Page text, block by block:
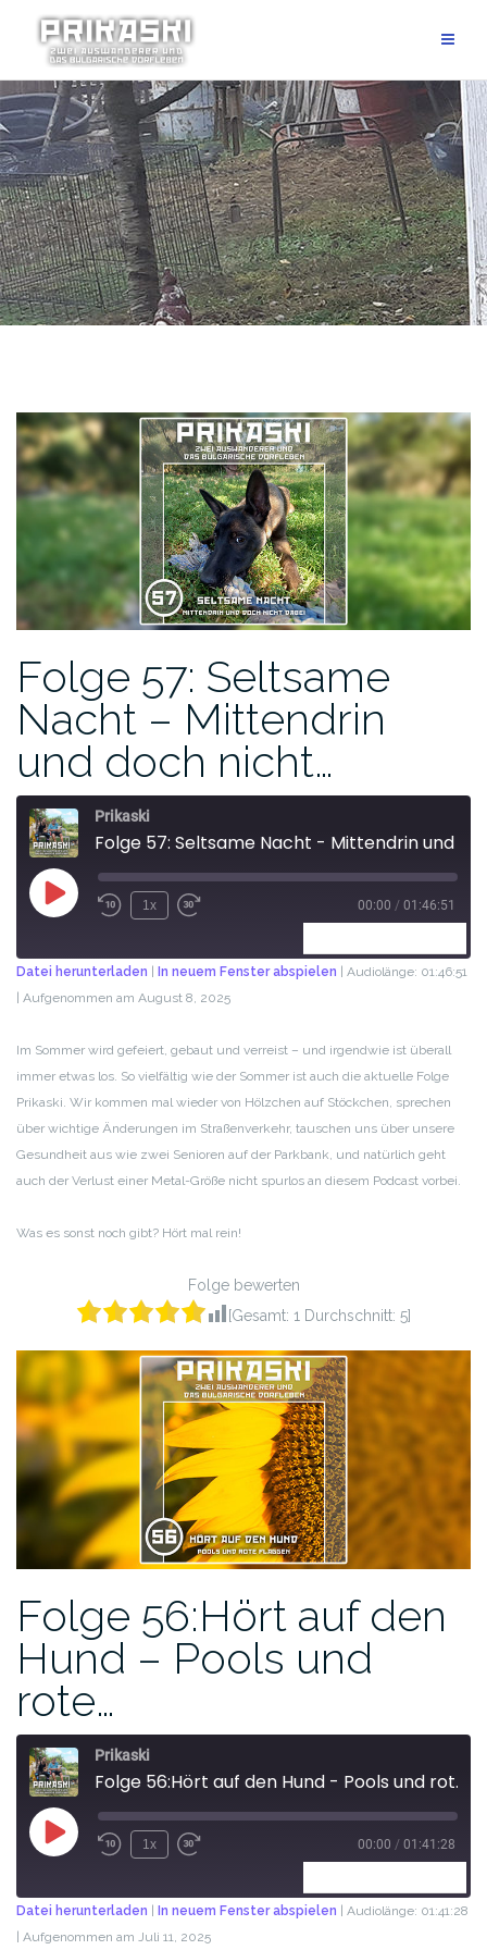
Folge 57: Seltsame
Nacht – Mittendrin
und doch nicht…
Prikaski
1x 00:00 / 01:46:51
TEILEN
LINK
EMBED
Datei herunterladen In neuem Fenster abspielen
Audiolänge: 01:46:51
Aufgenommen am August 8, 2025
Im Sommer wird gefeiert, gebaut und verreist – und irgendwie ist überall
immer etwas los. So vielfältig wie der Sommer ist auch die aktuelle Folge
Prikaski. Wir kommen mal wieder von Hölzchen auf Stöckchen, sprechen
über wichtige Änderungen im Straßenverkehr, tauschen uns über unsere
Gesundheit aus wie zwei Senioren auf der Parkbank, und natürlich geht
auch der Verlust einer Metal-Größe nicht spurlos an diesem Podcast vorbei.
Was es sonst noch gibt? Hört mal rein!
Folge bewerten
[Gesamt: 1 Durchschnitt: 5]
Folge 56:Hört auf den
Hund – Pools und
rote…
Prikaski
Folge 56:Hört auf den Hund - Pools und rote Flaggen
1x 00:00 / 01:41:28
TEILEN
Datei herunterladen | In neuem Fenster abspielen | Audiolänge: 01:41:28
| Aufgenommen am Juli 11, 2025